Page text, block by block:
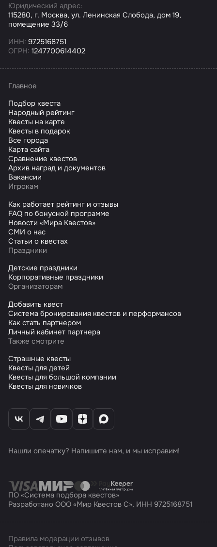
Юридический адрес:
115280, г. Москва, ул. Ленинская Слобода, дом 19,
помещение 33/6
ИНН: 9725168751
ОГРН: 1247700614402
Главное
Подбор квеста
Народный рейтинг
Квесты на карте
Квесты в подарок
Все города
Карта сайта
Сравнение квестов
Архив наград и документов
Вакансии
Игрокам
Как работает рейтинг и отзывы
FAQ по бонусной программе
Новости «Мира Квестов»
СМИ о нас
Статьи о квестах
Праздники
Детские праздники
Корпоративные праздники
Организаторам
Добавить квест
Система бронирования квестов и перформансов
Как стать партнером
Личный кабинет партнера
Также смотрите
Страшные квесты
Квесты для детей
Квесты для большой компании
Квесты для новичков
Нашли опечатку? Напишите нам, и мы исправим!
ПО «Система подбора квестов»
Разработано ООО «Мир Квестов С», ИНН 9725168751
Правила модерации отзывов